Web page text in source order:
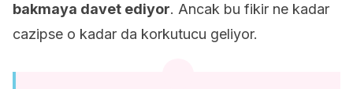
bakmaya davet ediyor. Ancak bu fikir ne kadar
cazipse o kadar da korkutucu geliyor.